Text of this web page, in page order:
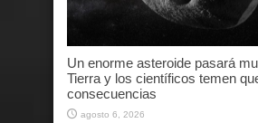
Un enorme asteroide pasará
Tierra y los científicos temen
consecuencias
agosto 6, 2026